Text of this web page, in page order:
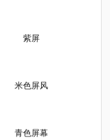
紫屏
米色屏风
青色屏幕